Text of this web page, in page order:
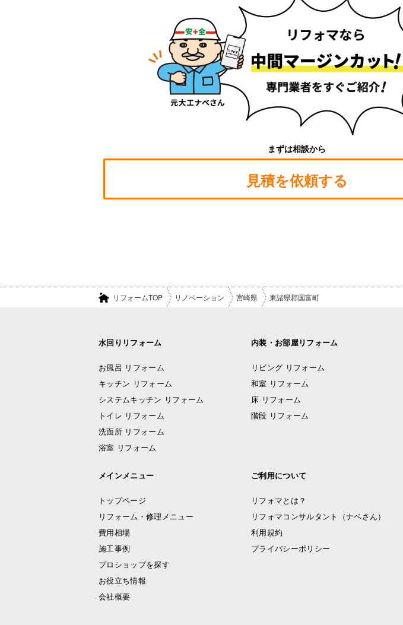
まずは相談から
見積を依頼する
リフォームTOP リノベーション 宮崎県 東諸県郡国富町
水回りリフォーム
お風呂 リフォーム
キッチン リフォーム
システムキッチン リフォーム
トイレ リフォーム
洗面所 リフォーム
浴室 リフォーム
内装・お部屋リフォーム
リビング リフォーム
和室 リフォーム
床 リフォーム
階段 リフォーム
メインメニュー
トップページ
リフォーム・修理メニュー
費用相場
施工事例
プロショップを探す
お役立ち情報
会社概要
ご利用について
リフォマとは？
リフォマコンサルタント（ナベさん）
利用規約
プライバシーポリシー